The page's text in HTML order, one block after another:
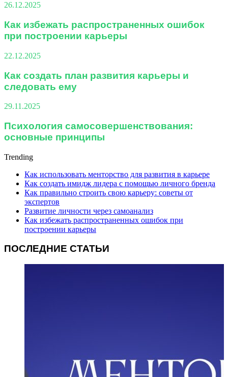
26.12.2025
Как избежать распространенных ошибок
при построении карьеры
22.12.2025
Как создать план развития карьеры и
следовать ему
29.11.2025
Психология самосовершенствования:
основные принципы
Trending
Как использовать менторство для развития в карьере
Как создать имидж лидера с помощью личного бренда
Как правильно строить свою карьеру: советы от
экспертов
Развитие личности через самоанализ
Как избежать распространенных ошибок при
построении карьеры
ПОСЛЕДНИЕ СТАТЬИ